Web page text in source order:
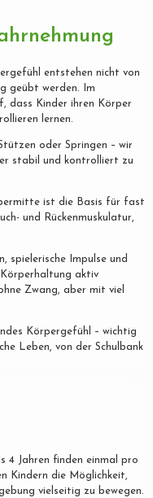
entstehen nicht von
geübt werden. Im
dass Kinder ihren Körper
lernen.
oder Springen – wir
stabil und kontrolliert zu
ist die Basis für fast
und Rückenmuskulatur,
spielerische Impulse und
Körperhaltung aktiv
Zwang, aber mit viel
Körpergefühl – wichtig
Leben, von der Schulbank
4 Jahren finden einmal pro
Kindern die Möglichkeit,
vielseitig zu bewegen.